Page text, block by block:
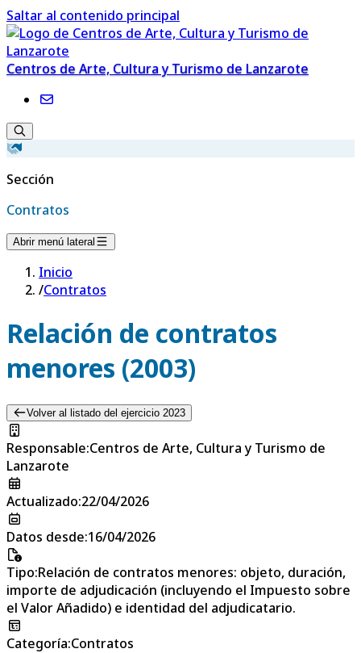
Saltar al contenido principal
Centros de Arte, Cultura y Turismo de Lanzarote
Sección
Contratos
Abrir menú lateral
Inicio
/Contratos
Relación de contratos
menores (2003)
Volver al listado del ejercicio 2023
Responsable:Centros de Arte, Cultura y Turismo de
Lanzarote
Actualizado:22/04/2026
Datos desde:16/04/2026
Tipo:Relación de contratos menores: objeto, duración,
importe de adjudicación (incluyendo el Impuesto sobre
el Valor Añadido) e identidad del adjudicatario.
Categoría:Contratos